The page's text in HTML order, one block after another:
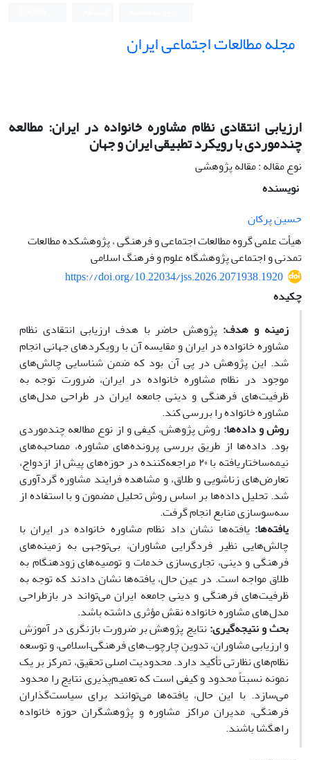
مجله مطالعات اجتماعی ایران
ارزیابی انتقادی نظام مشاوره خانواده در ایران: مطالعه
چندموردی با رویکرد تطبیقی ایران و جهان
نوع مقاله : مقاله پژوهشی
نویسنده
حسین پرکان
هیأت علمی گروه مطالعات اجتماعی و فرهنگی ، پژوهشکده مطالعات
تمدنی و اجتماعی پژوهشگاه علوم و فرهنگ اسلامی
https://doi.org/10.22034/jss.2026.2071938.1920
چکیده
زمینه و هدف: پژوهش حاضر با هدف ارزیابی انتقادی نظام
مشاوره خانواده در ایران و مقایسه آن با رویکردهای جهانی انجام
شد. این پژوهش در پی آن بود که ضمن شناسایی چالش‌های
موجود در نظام مشاوره خانواده در ایران، ضرورت توجه به
ظرفیت‌های فرهنگی و دینی جامعه ایران در طراحی مدل‌های
مشاوره خانواده را بررسی کند.
روش و داده‌ها: روش پژوهش، کیفی و از نوع مطالعه چندموردی
بود. داده‌ها از طریق بررسی پرونده‌های مشاوره، مصاحبه‌های
نیمه‌ساختاریافته با ۲۰ مراجعه‌کننده در حوزه‌های پیش از ازدواج،
تعارض‌های زناشویی و طلاق، و مشاهده فرایند مشاوره گردآوری
شد. تحلیل داده‌ها بر اساس روش تحلیل مضمون و با استفاده از
سه‌سوسازی منابع انجام گرفت.
یافته‌ها: یافته‌ها نشان داد نظام مشاوره خانواده در ایران با
چالش‌هایی نظیر فردگرایی مشاوران، بی‌توجهی به زمینه‌های
فرهنگی و دینی، تجاری‌سازی خدمات و توصیه‌های زودهنگام به
طلاق مواجه است. در عین حال، یافته‌ها نشان دادند که توجه به
ظرفیت‌های فرهنگی و دینی جامعه ایران می‌تواند در بازطراحی
مدل‌های مشاوره خانواده نقش مؤثری داشته باشد.
بحث و نتیجه‌گیری:نتایج پژوهش بر ضرورت بازنگری در آموزش
و ارزیابی مشاوران، تدوین چارچوب‌های فرهنگی–اسلامی، و توسعه
نظام‌های نظارتی تأکید دارد. محدودیت اصلی تحقیق، تمرکز بر یک
نمونه نسبتاً محدود و کیفی است که تعمیم‌پذیری نتایج را محدود
می‌سازد. با این حال، یافته‌ها می‌توانند برای سیاست‌گذاران
فرهنگی، مدیران مراکز مشاوره و پژوهشگران حوزه خانواده
راهگشا باشند.